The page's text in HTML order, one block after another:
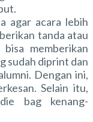
agar acara lebih
tanda atau
memberikan
sudah diprint dan
Dengan ini,
Selain itu,
bag kenang-